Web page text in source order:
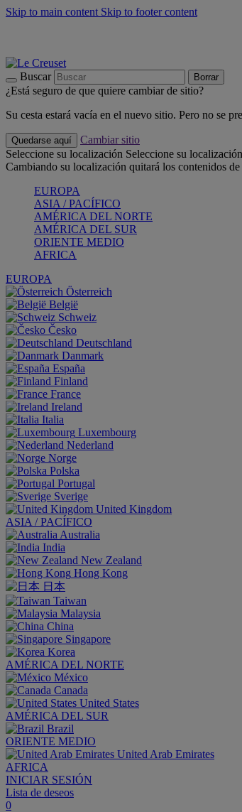
Skip to main content Skip to footer content
Buscar Borrar
¿Está seguro de que quiere cambiar de sitio?
Su cesta estará vacía en el nuevo sitio. Pero no se
Quedarse aquí
Cambiar sitio
Seleccione su localización Seleccione su localización
Cambiando su localización quitará los contenidos
EUROPA
ASIA / PACÍFICO
AMÉRICA DEL NORTE
AMÉRICA DEL SUR
ORIENTE MEDIO
AFRICA
EUROPA
Österreich
België
Schweiz
Česko
Deutschland
Danmark
España
Finland
France
Ireland
Italia
Luxembourg
Nederland
Norge
Polska
Portugal
Sverige
United Kingdom
ASIA / PACÍFICO
Australia
India
New Zealand
Hong Kong
日本
Taiwan
Malaysia
China
Singapore
Korea
AMÉRICA DEL NORTE
México
Canada
United States
AMÉRICA DEL SUR
Brazil
ORIENTE MEDIO
United Arab Emirates
AFRICA
INICIAR SESIÓN
Lista de deseos
0